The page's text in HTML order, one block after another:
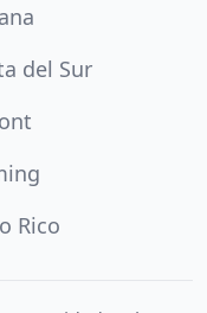
del Sur
Rico